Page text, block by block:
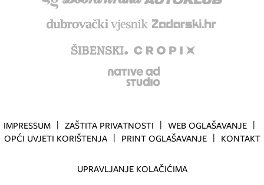
IMPRESSUM ZAŠTITA PRIVATNOSTI
WEB OGLAŠAVANJE
OPĆI UVJETI KORIŠTENJA
PRINT OGLAŠAVANJE KONTAKT
UPRAVLJANJE KOLAČIĆIMA